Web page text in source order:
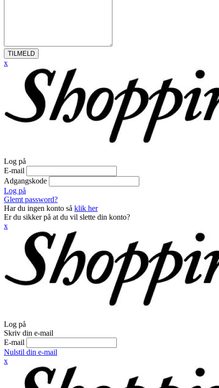
TILMELD
x
Log på
E-mail
Adgangskode
Log på
Glemt password?
Har du ingen konto så klik her
Er du sikker på at du vil slette din konto?
x
Log på
Skriv din e-mail
E-mail
Nulstil din e-mail
x